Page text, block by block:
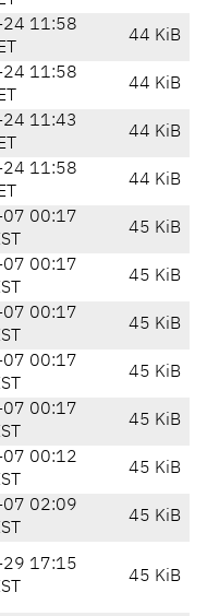
11:58
44 KiB
11:58
44 KiB
11:43
44 KiB
11:58
44 KiB
00:17
45 KiB
00:17
45 KiB
00:17
45 KiB
00:17
45 KiB
00:17
45 KiB
00:12
45 KiB
02:09
45 KiB
17:15
45 KiB